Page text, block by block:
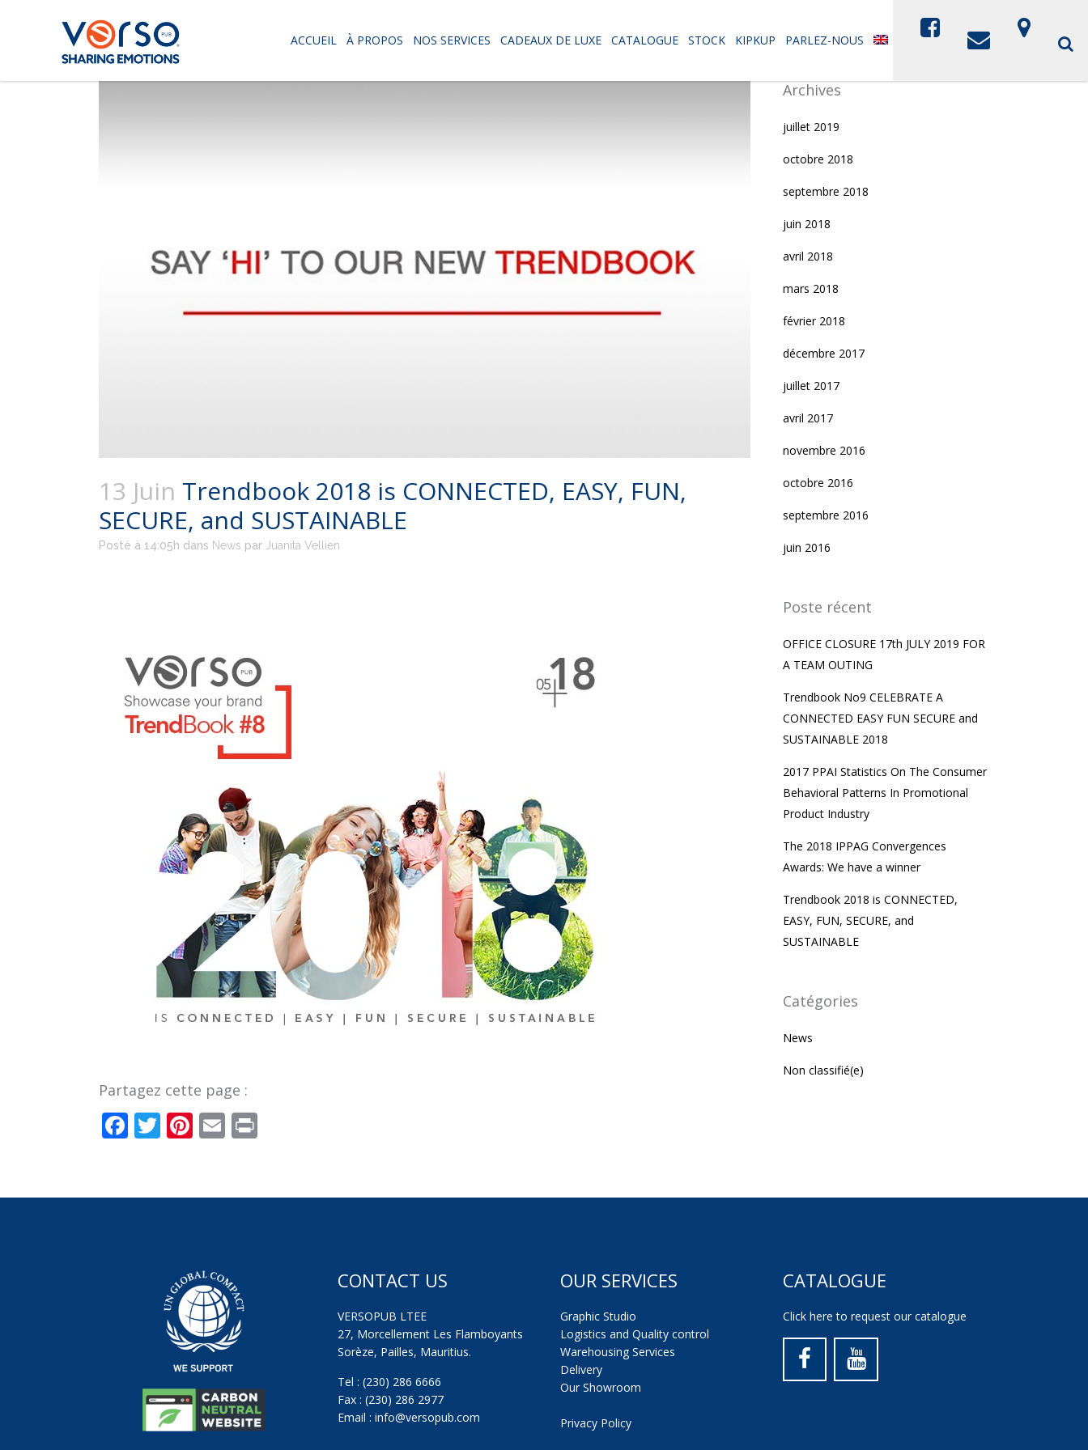
ACCUEIL À PROPOS NOS SERVICES CADEAUX DE LUXE CATALOGUE STOCK KIPKUP PARLEZ-NOUS
13 Juin Trendbook 2018 is CONNECTED, EASY, FUN,
SECURE, and SUSTAINABLE
Posté à 14:05h dans News par Juanita Vellien
Partagez cette page :
Facebook
Twitter
Pinterest
Email
Archives
juillet 2019
octobre 2018
septembre 2018
juin 2018
avril 2018
mars 2018
février 2018
décembre 2017
juillet 2017
avril 2017
novembre 2016
octobre 2016
septembre 2016
juin 2016
Poste récent
OFFICE CLOSURE 17th JULY 2019 FOR
A TEAM OUTING
Trendbook No9 CELEBRATE A
CONNECTED EASY FUN SECURE and
SUSTAINABLE 2018
2017 PPAI Statistics On The Consumer
Behavioral Patterns In Promotional
Product Industry
The 2018 IPPAG Convergences
Awards: We have a winner
Trendbook 2018 is CONNECTED,
EASY, FUN, SECURE, and
SUSTAINABLE
Catégories
News
Non classifié(e)
CONTACT US
VERSOPUB LTEE
27, Morcellement Les Flamboyants
Sorèze, Pailles, Mauritius.
Tel : (230) 286 6666
Fax : (230) 286 2977
Email : info@versopub.com
OUR SERVICES
Graphic Studio
Logistics and Quality control
Warehousing Services
Delivery
Our Showroom
Privacy Policy
CATALOGUE
Click here to request our catalogue